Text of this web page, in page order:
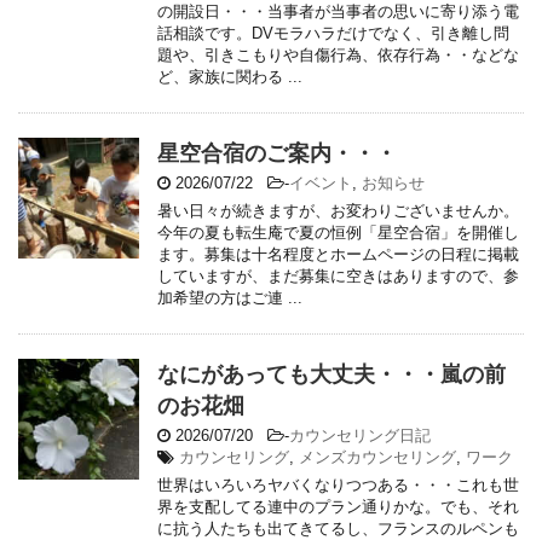
の開設日・・・当事者が当事者の思いに寄り添う電
話相談です。DVモラハラだけでなく、引き離し問
題や、引きこもりや自傷行為、依存行為・・などな
ど、家族に関わる ...
星空合宿のご案内・・・
2026/07/22 -イベント , お知らせ
暑い日々が続きますが、お変わりございませんか。
今年の夏も転生庵で夏の恒例「星空合宿」を開催し
ます。募集は十名程度とホームページの日程に掲載
していますが、まだ募集に空きはありますので、参
加希望の方はご連 ...
なにがあっても大丈夫・・・嵐の前
のお花畑
2026/07/20 -カウンセリング日記
カウンセリング, メンズカウンセリング, ワーク
世界はいろいろヤバくなりつつある・・・これも世
界を支配してる連中のプラン通りかな。でも、それ
に抗う人たちも出てきてるし、フランスのルペンも